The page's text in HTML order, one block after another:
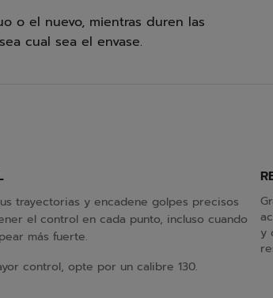
o el nuevo, mientras duren las
cual sea el envase.
trayectorias y encadene golpes precisos
el control en cada punto, incluso cuando
más fuerte.
control, opte por un calibre 130.
y